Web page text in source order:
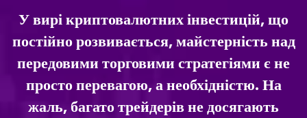
У вирі криптовалютних інвестицій, що
постійно розвивається, майстерність над
передовими торговими стратегіями є не
просто перевагою, а необхідністю. На
жаль, багато трейдерів не досягають